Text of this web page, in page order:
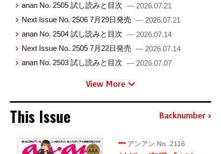
anan No. 2505 試し読みと目次 — 2026.07.21
Next Issue No. 2506 7月29日発売 — 2026.07.21
anan No. 2504 試し読みと目次 — 2026.07.14
Next Issue No. 2505 7月22日発売 — 2026.07.14
anan No. 2503 試し読みと目次 — 2026.07.07
View More
This Issue Backnumber
アンアン No. 2116